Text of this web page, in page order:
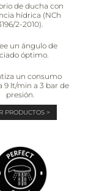
de ducha con
hídrica (NCh
2-2010).
un ángulo de
óptimo.
un consumo
9 lt/min a 3 bar de
presión.
PRODUCTOS >